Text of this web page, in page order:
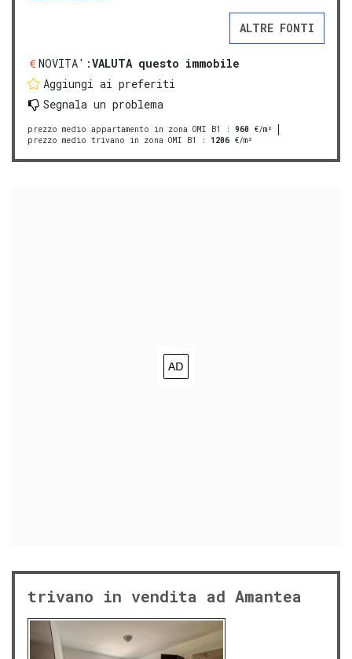
ALTRE FONTI
NOVITA':VALUTA questo immobile
Aggiungi ai preferiti
Segnala un problema
prezzo medio appartamento in zona OMI B1 : 960 €/m²
prezzo medio trivano in zona OMI B1
: 1206 €/m²
trivano in vendita ad Amantea